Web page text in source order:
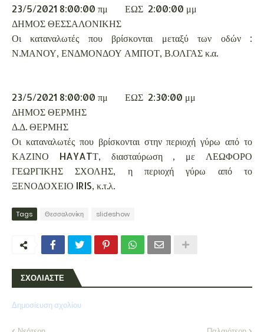
23/5/2021 8:00:00 πμ
ΕΩΣ 2:00:00 μμ
ΔΗΜΟΣ ΘΕΣΣΑΛΟΝΙΚΗΣ
Οι καταναλωτές που βρίσκονται μεταξύ των οδών :
Ν.ΜΑΝΟΥ, ΕΝΔΜΟΝΔΟΥ ΑΜΠΟΤ, Β.ΟΛΓΑΣ κ.α.
23/5/2021 8:00:00 πμ
ΕΩΣ 2:30:00 μμ
ΔΗΜΟΣ ΘΕΡΜΗΣ
Δ.Δ. ΘΕΡΜΗΣ
Οι καταναλωτές που βρίσκονται στην περιοχή γύρω από το
ΚΑΖΙΝΟ HAYATΤ, διασταύρωση , με ΛΕΩΦΟΡΟ
ΓΕΩΡΓΙΚΗΣ ΣΧΟΛΗΣ, η περιοχή γύρω από το
ΞΕΝΟΔΟΧΕΙΟ IRIS, κ.τ.λ.
Tags Θεσσαλονίκη slideshow
ΣΧΟΛΙΑΣΤΕ
Δημοσίευση σχολίου